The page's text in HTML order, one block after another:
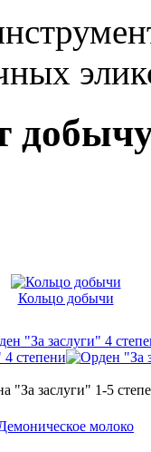
Кольцо добычи
"За заслуги" 1-5
молоко